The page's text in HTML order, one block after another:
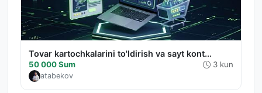
Tovar kartochkalarini to'ldirish va sayt kont...
50 000 Sum 3 kun
atabekov